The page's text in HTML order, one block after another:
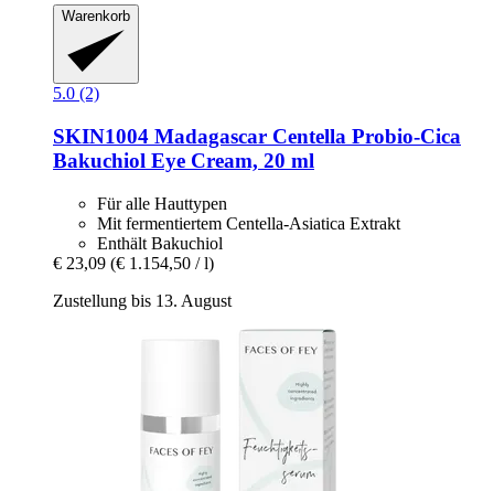
Warenkorb
5.0 (2)
SKIN1004 Madagascar Centella Probio-​Cica
Bakuchiol Eye Cream, 20 ml
Für alle Hauttypen
Mit fermentiertem Centella-Asiatica Extrakt
Enthält Bakuchiol
€ 23,09 (€ 1.154,50 / l)
Zustellung bis 13. August